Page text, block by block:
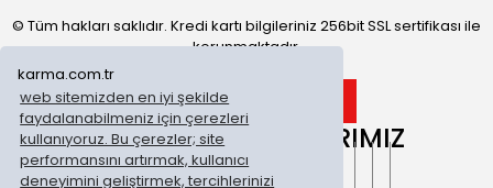
karma.com.tr
web sitemizden en iyi şekilde
faydalanabilmeniz için çerezleri
kullanıyoruz. Bu çerezler; site
performansını artırmak, kullanıcı
deneyimini geliştirmek, tercihlerinizi
© Tüm hakları saklıdır. Kredi kartı bilgileriniz 256bit SSL sertifikası ile
korunmaktadır.
ONLİNE MAĞAZALARIMIZ